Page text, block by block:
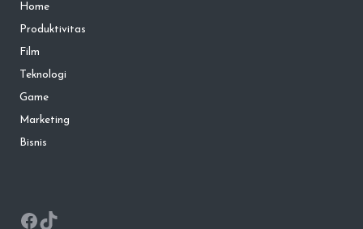
Home
Produktivitas
Film
Teknologi
Game
Marketing
Bisnis
Facebook
TikTok